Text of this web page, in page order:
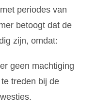
periodes van
betoogt dat de
zijn, omdat:
geen machtiging
treden bij de